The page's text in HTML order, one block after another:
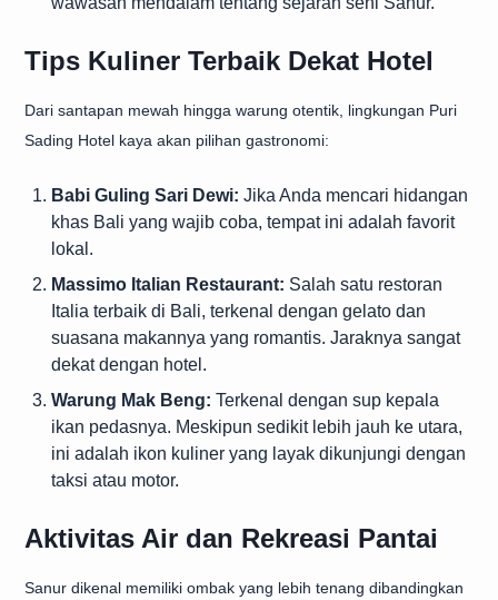
Tips Kuliner Terbaik Dekat Hotel
Dari santapan mewah hingga warung otentik, lingkungan Puri
Sading Hotel kaya akan pilihan gastronomi:
Babi Guling Sari Dewi: Jika Anda mencari hidangan
khas Bali yang wajib coba, tempat ini adalah favorit
lokal.
Massimo Italian Restaurant: Salah satu restoran
Italia terbaik di Bali, terkenal dengan gelato dan
suasana makannya yang romantis. Jaraknya sangat
dekat dengan hotel.
Warung Mak Beng: Terkenal dengan sup kepala
ikan pedasnya. Meskipun sedikit lebih jauh ke utara,
ini adalah ikon kuliner yang layak dikunjungi dengan
taksi atau motor.
Aktivitas Air dan Rekreasi Pantai
Sanur dikenal memiliki ombak yang lebih tenang dibandingkan